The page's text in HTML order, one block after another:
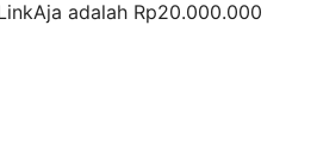
adalah Rp20.000.000